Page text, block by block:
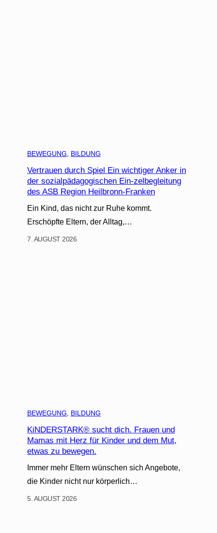
BEWEGUNG BILDUNG
Vertrauen durch Spiel Ein wichtiger Anker in
der sozialpädagogischen Ein-zelbegleitung
des ASB Region Heilbronn-Franken
Ein Kind, das nicht zur Ruhe kommt.
Erschöpfte Eltern, der Alltag,…
7. AUGUST 2026
BEWEGUNG BILDUNG
KiNDERSTARK® sucht dich. Frauen und
Mamas mit Herz für Kinder und dem Mut,
etwas zu bewegen.
Immer mehr Eltern wünschen sich Angebote,
die Kinder nicht nur körperlich…
5. AUGUST 2026